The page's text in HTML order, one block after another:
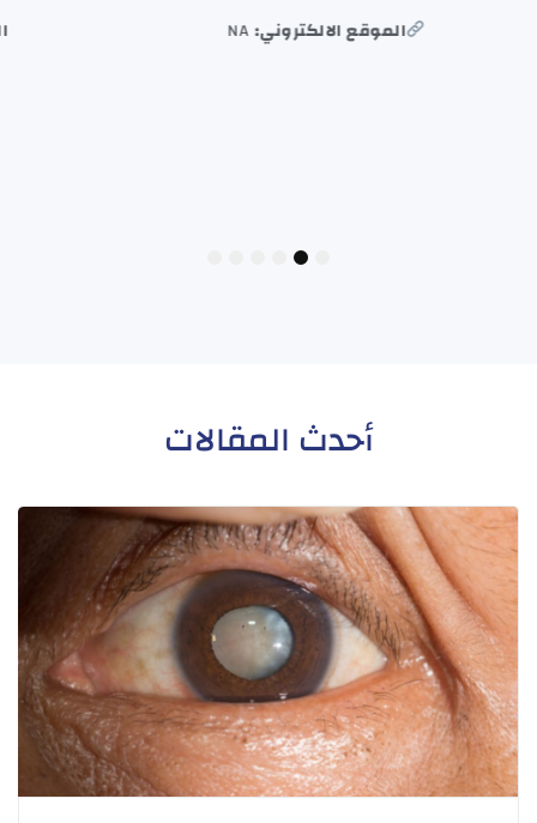
الموقع الالكتروني:NA
أحدث المقالات